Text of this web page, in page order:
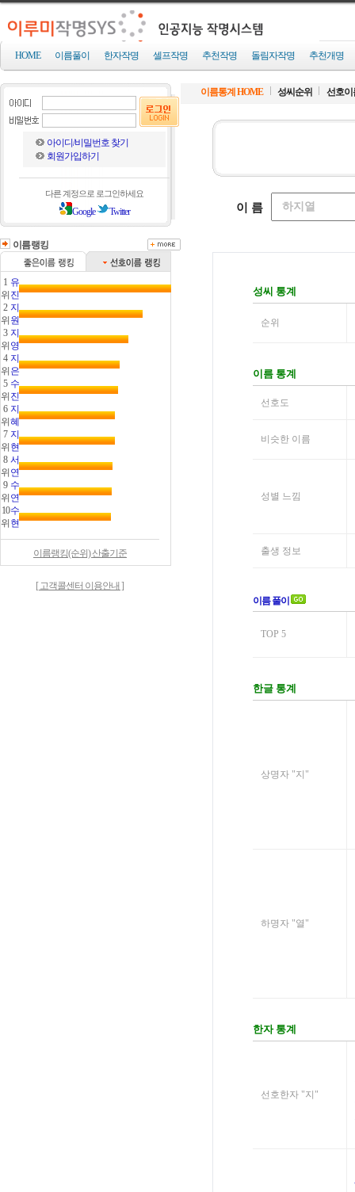
HOME 이름풀이 한자작명 셀프작명 추천작명 돌림자작명 추천개명
아이디/비밀번호 찾기
회원가입하기
다른 계정으로 로그인하세요
Google Twitter
이름랭킹
1
위
유
진
2
위
지
원
3
위
지
영
4
위
지
은
5
위
수
진
6
위
지
혜
7
위
지
현
8
위
서
연
9
위
수
연
10
위
수
현
이름랭킹(순위) 산출기준
[ 고객콜센터 이용안내 ]
이름통계 HOME 성씨순위 선호